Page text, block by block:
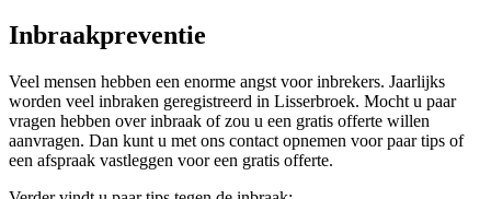
Inbraakpreventie
Veel mensen hebben een enorme angst voor inbrekers. Jaarlijks
worden veel inbraken geregistreerd in Lisserbroek. Mocht u paar
vragen hebben over inbraak of zou u een gratis offerte willen
aanvragen. Dan kunt u met ons contact opnemen voor paar tips of
een afspraak vastleggen voor een gratis offerte.